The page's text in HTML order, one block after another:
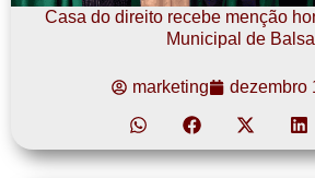
Casa do direito recebe menção
Municipal de
marketing dezembro